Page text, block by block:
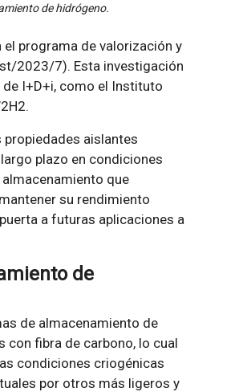
de hidrógeno.
programa de valorización y
2023/7). Esta investigación
I+D+i, como el Instituto
aislantes
plazo en condiciones
que
su rendimiento
a futuras aplicaciones a
de
de almacenamiento de
fibra de carbono, lo cual
condiciones criogénicas
por otros más ligeros y